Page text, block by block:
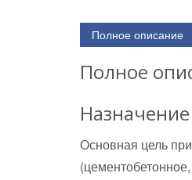
Полное описание
Полное
Назначение
Основная цель